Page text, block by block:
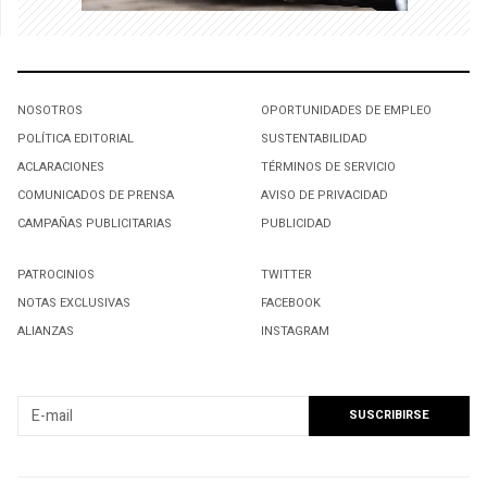
NOSOTROS
POLÍTICA EDITORIAL
ACLARACIONES
COMUNICADOS DE PRENSA
CAMPAÑAS PUBLICITARIAS
OPORTUNIDADES DE EMPLEO
SUSTENTABILIDAD
TÉRMINOS DE SERVICIO
AVISO DE PRIVACIDAD
PUBLICIDAD
PATROCINIOS
NOTAS EXCLUSIVAS
ALIANZAS
TWITTER
FACEBOOK
INSTAGRAM